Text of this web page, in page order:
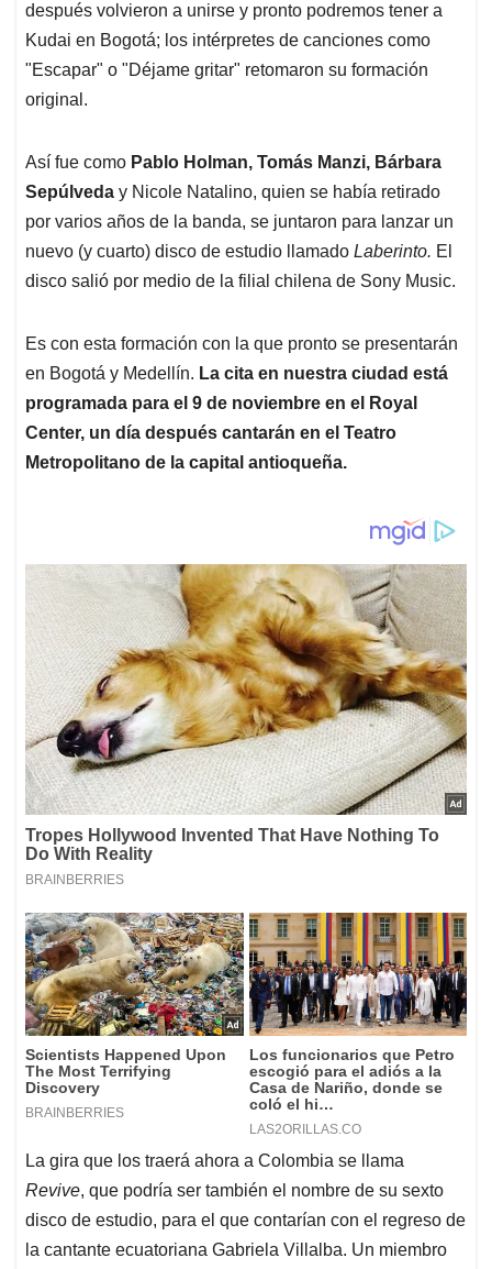
después volvieron a unirse y pronto podremos tener a
Kudai en Bogotá; los intérpretes de canciones como
"Escapar" o "Déjame gritar" retomaron su formación
original.
Así fue como Pablo Holman, Tomás Manzi, Bárbara
Sepúlveda y Nicole Natalino, quien se había retirado
por varios años de la banda, se juntaron para lanzar un
nuevo (y cuarto) disco de estudio llamado Laberinto. El
disco salió por medio de la filial chilena de Sony Music.
Es con esta formación con la que pronto se presentarán
en Bogotá y Medellín. La cita en nuestra ciudad está
programada para el 9 de noviembre en el Royal
Center, un día después cantarán en el Teatro
Metropolitano de la capital antioqueña.
La gira que los traerá ahora a Colombia se llama
Revive, que podría ser también el nombre de su sexto
disco de estudio, para el que contarían con el regreso de
la cantante ecuatoriana Gabriela Villalba. Un miembro